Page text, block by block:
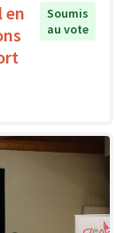
en
Soumis
au vote